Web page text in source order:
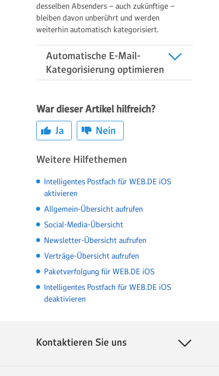
desselben Absenders – auch zukünftige –
bleiben davon unberührt und werden
weiterhin automatisch kategorisiert.
Automatische E-Mail-
Kategorisierung optimieren
War dieser Artikel hilfreich?
Ja
Nein
Weitere Hilfethemen
Intelligentes Postfach für WEB.DE iOS
aktivieren
Allgemein-Übersicht aufrufen
Social-Media-Übersicht
Newsletter-Übersicht aufrufen
Verträge-Übersicht aufrufen
Paketverfolgung für WEB.DE iOS
Intelligentes Postfach für WEB.DE iOS
deaktivieren
Kontaktieren Sie uns